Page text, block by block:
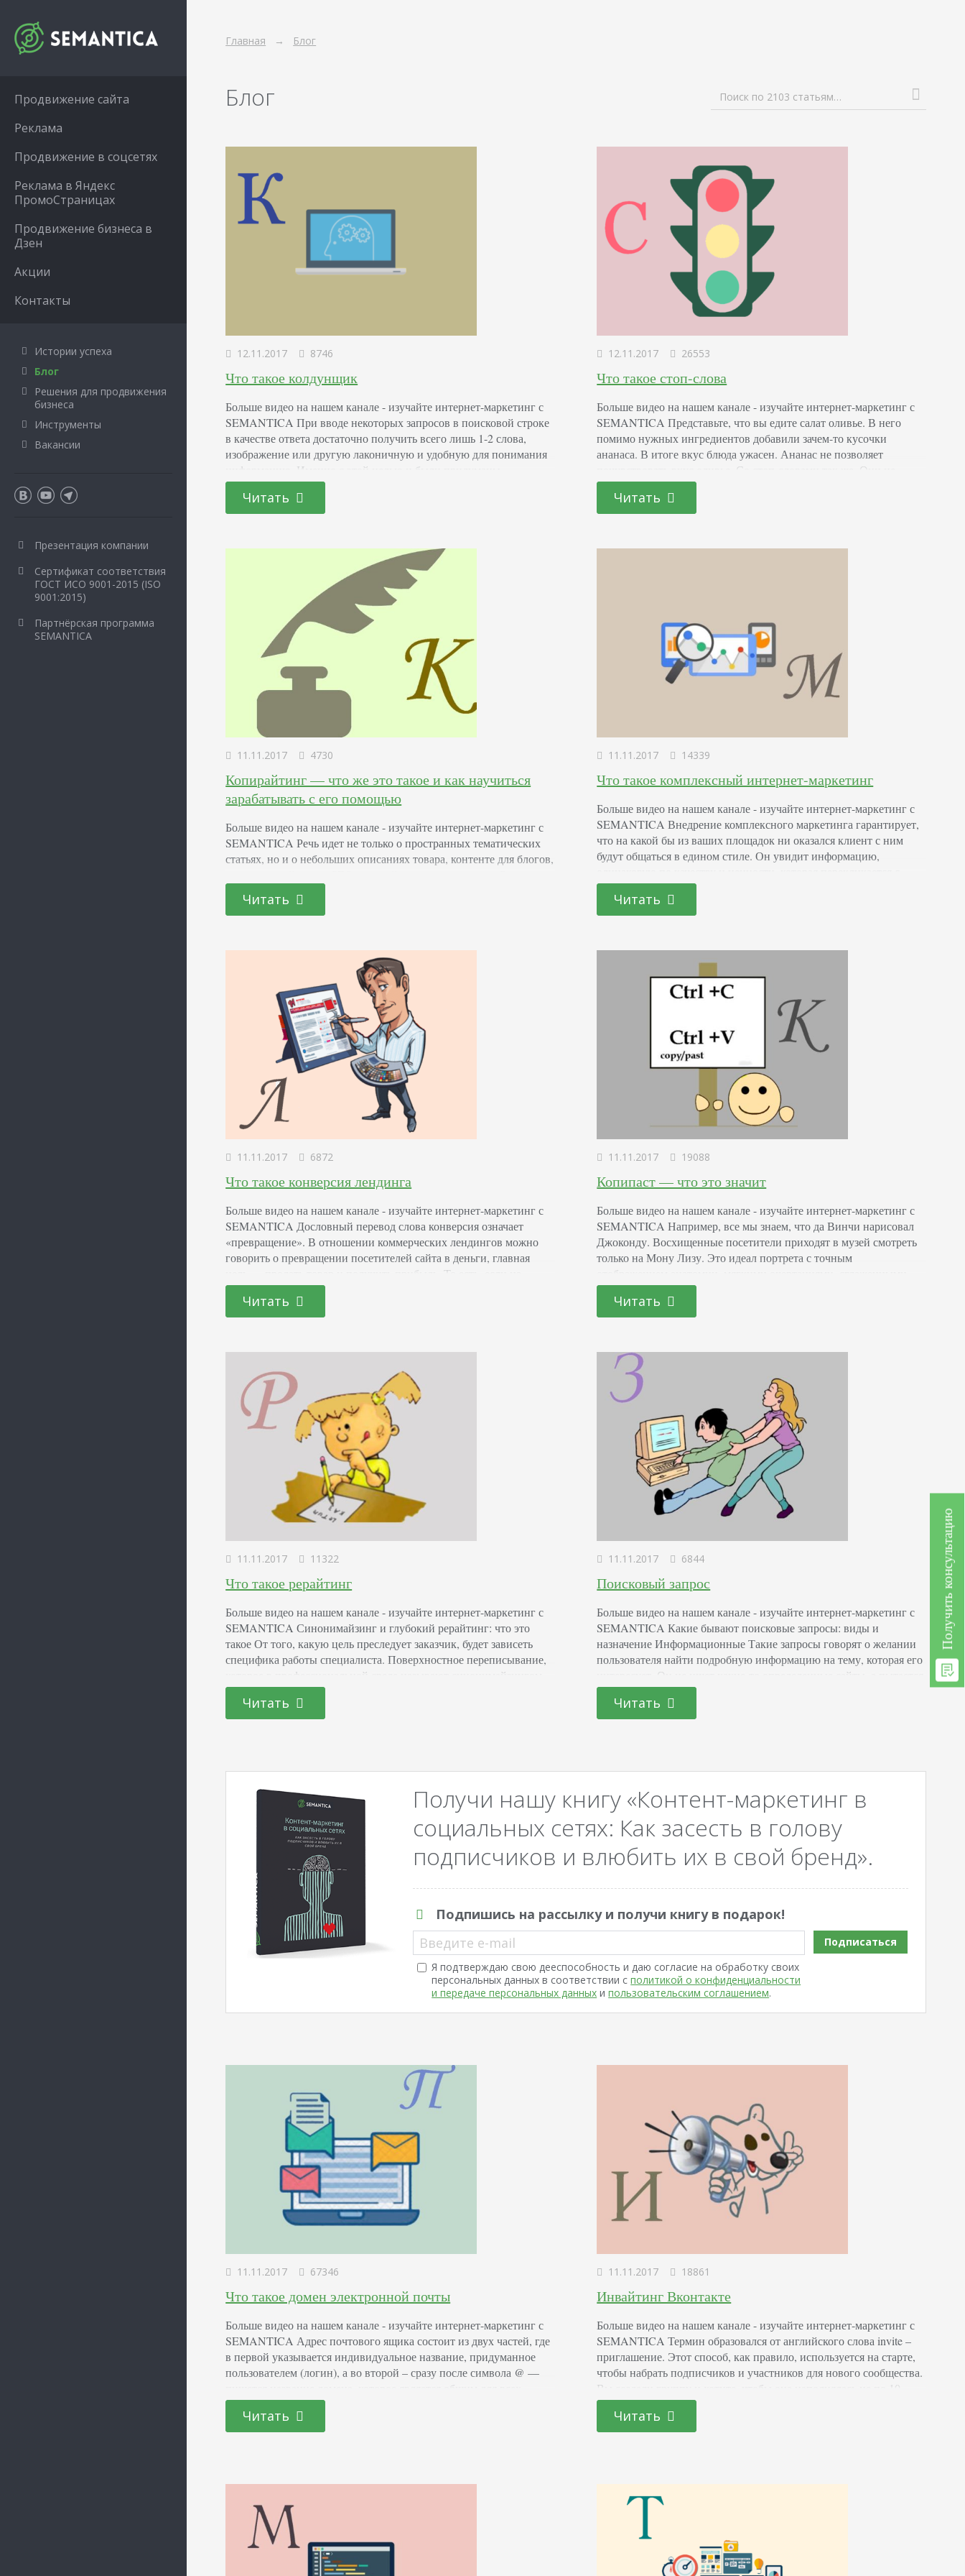
Главная Блог
Блог Поиск по 2103 статьям…
12.11.2017 8746
Что такое колдунщик
Больше видео на нашем канале - изучайте интернет-маркетинг с
SEMANTICA При вводе некоторых запросов в поисковой строке
в качестве ответа достаточно получить всего лишь 1-2 слова,
изображение или другую лаконичную и удобную для понимания
информацию. Именно с этой целью и были придуманы
поисковые колдунщики Яндекса. При вводе таких запросов как,
например, курс рубля к доллару, пользователь сразу же увидит
прямой…
Читать
12.11.2017 26553
Что такое стоп-слова
Больше видео на нашем канале - изучайте интернет-маркетинг с
SEMANTICA Представьте, что вы едите салат оливье. В него
помимо нужных ингредиентов добавили зачем-то кусочки
ананаса. В итоге вкус блюда ужасен. Ананас не позволяет
почувствовать вкус оливье. Со стоп-словами так же. Они не
нужны в тексте. Они не дают поисковым роботам ранжировать
страницу. Они не влияют на смысл текста. Они не…
Читать
11.11.2017 4730
Копирайтинг — что же это такое и как научиться
зарабатывать с его помощью
Больше видео на нашем канале - изучайте интернет-маркетинг с
SEMANTICA Речь идет не только о пространных тематических
статьях, но и о небольших описаниях товара, контенте для блогов,
процесс создания оптимизированных текстов. Они отличаются от
обычных статей тем, что ориентированы не только на читателей,
Читать
11.11.2017 14339
Что такое комплексный интернет-маркетинг
Больше видео на нашем канале - изучайте интернет-маркетинг с
SEMANTICA Внедрение комплексного маркетинга гарантирует,
что на какой бы из ваших площадок ни оказался клиент с ним
будут общаться в едином стиле. Он увидит информацию,
общей целью и миссией компании. Услугу комплексного
интернет-маркетинга обычно предоставляют агентства или
команды специалистов. Отдельные фрилансеры таким
Читать
11.11.2017 6872
Что такое конверсия лендинга
Больше видео на нашем канале - изучайте интернет-маркетинг с
SEMANTICA Дословный перевод слова конверсия означает
«превращение». В отношении коммерческих лендингов можно
говорить о превращении посетителей сайта в деньги, главная
цель — продать товар и получить прибыль. То есть, если на
страницу в месяц пришло 1000 посетителей, и 20 из них что-то
купили, конверсия по цели «покупка товара» будет 2%
(2/1000х100).…
Читать
11.11.2017 19088
Копипаст — что это значит
Больше видео на нашем канале - изучайте интернет-маркетинг с
SEMANTICA Например, все мы знаем, что да Винчи нарисовал
Джоконду. Восхищенные посетители приходят в музей смотреть
только на Мону Лизу. Это идеал портрета с точным
отображением анатомии, мягкими очертаниями, сглаженными
мазками, являющее собой воплощение реального человека. Но
вдруг нам показывают такую же картину, только говорят, что
автор портрета – другой человек,…
Читать
11.11.2017 11322
Что такое рерайтинг
Больше видео на нашем канале - изучайте интернет-маркетинг с
SEMANTICA Синонимайзинг и глубокий рерайтинг: что это
такое От того, какую цель преследует заказчик, будет зависеть
специфика работы специалиста. Поверхностное переписывание,
которое в профессиональной среде называют синонимайзингом,
предполагает изменение средств выражения при полном
сохранении содержания. Допустим, вы ведете локальный
новостной ресурс. Новую информацию вы берете с более
Читать
11.11.2017 6844
Поисковый запрос
Больше видео на нашем канале - изучайте интернет-маркетинг с
SEMANTICA Какие бывают поисковые запросы: виды и
назначение Информационные Такие запросы говорят о желании
пользователя найти подробную информацию на тему, которая его
интересует. Он не ищет какие-то определенные сайты, а пытается
отыскать данные, вызывающие доверие. К информационным
запросам относятся следующие вопросы: Как приготовить ужин?
Почему ребенок плачет по ночам? История России.…
Читать
Получи нашу книгу «Контент-маркетинг в
социальных сетях: Как засесть в голову
подписчиков и влюбить их в свой бренд».
Подпишись на рассылку и получи книгу в подарок!
Введите e-mail
Я подтверждаю свою дееспособность и даю согласие на обработку своих
персональных данных в соответствии сполитикой о конфиденциальности
и передаче персональных данных ипользовательским соглашением.
Подписаться
11.11.2017 67346
Что такое домен электронной почты
Больше видео на нашем канале - изучайте интернет-маркетинг с
SEMANTICA Адрес почтового ящика состоит из двух частей, где
в первой указывается индивидуальное название, придуманное
пользователем (логин), а во второй – сразу после символа @ —
пишется название домена, которое является общим для всех
электронных ящиков. Например: у нас есть электронный адрес
ivanov123@yandex.ru, где ivanov123 — уникальное
индивидуальное название ящика, а…
Читать
11.11.2017 18861
Инвайтинг Вконтакте
Больше видео на нашем канале - изучайте интернет-маркетинг с
SEMANTICA Термин образовался от английского слова invite –
приглашение. Этот способ, как правило, используется на старте,
чтобы набрать подписчиков и участников для нового сообщества.
Вы создали группу и хотите, чтобы она наполнялась не по 10
подписчиков в месяц, а в разы быстрее. Можно разместить
рекламу, привлекать естественный трафик по ссылкам, делать…
Читать
Продвижение сайта
Реклама
Продвижение в соцсетях
Реклама в Яндекс
ПромоСтраницах
Продвижение бизнеса в
Дзен
Акции
Контакты
Истории успеха
Блог
Решения для продвижения
бизнеса
Инструменты
Вакансии
Презентация компании
Сертификат соответствия
ГОСТ ИСО 9001-2015 (ISO
9001:2015)
Партнёрская программа
SEMANTICA
Получить консультацию